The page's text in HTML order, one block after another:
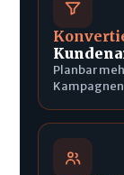
Planbar